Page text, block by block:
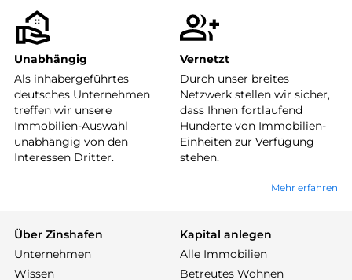
Unabhängig
Als inhabergeführtes
deutsches Unternehmen
treffen wir unsere
Immobilien-Auswahl
unabhängig von den
Interessen Dritter.
Vernetzt
Durch unser breites
Netzwerk stellen wir sicher,
dass Ihnen fortlaufend
Hunderte von Immobilien-
Einheiten zur Verfügung
stehen.
Mehr erfahren
Über Zinshafen
Unternehmen
Wissen
Kapital anlegen
Alle Immobilien
Betreutes Wohnen